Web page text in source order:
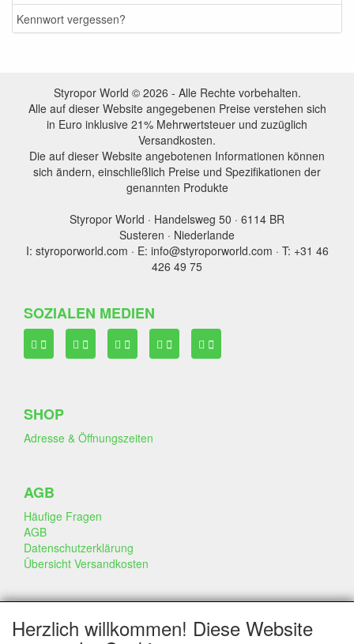
Kennwort vergessen?
Styropor World © 2026 - Alle Rechte vorbehalten.
Alle auf dieser Website angegebenen Preise verstehen sich
in Euro inklusive 21% Mehrwertsteuer und zuzüglich
Versandkosten.
Die auf dieser Website angebotenen Informationen können
sich ändern, einschließlich Preise und Spezifikationen der
genannten Produkte
Styropor World · Handelsweg 50 · 6114 BR
Susteren · Niederlande
I: styroporworld.com · E: info@styroporworld.com · T: +31 46
426 49 75
SOZIALEN MEDIEN
SHOP
Adresse & Öffnungszeiten
AGB
Häufige Fragen
AGB
Datenschutzerklärung
Übersicht Versandkosten
GESCHÄFT & INFO
Herzlich willkommen! Diese Website